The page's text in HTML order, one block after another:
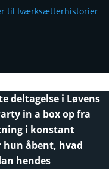
deltagelse i Løvens
in a box op fra
i konstant
hun åbent, hvad
hendes